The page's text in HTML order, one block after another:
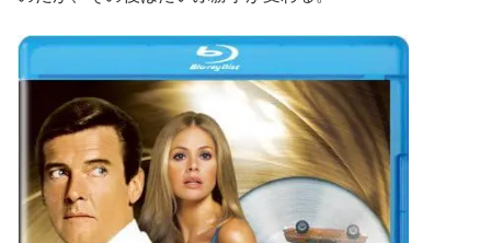
スクラップ同然になったクイーンエリザベス号が海に沈ん
だままになっているカットが登場するが、あれは火災事故
で沈んだ当時実在した船の映像で、その中に 英国情報部の
秘密基地があるという設定には驚いた。
このあたりまでの展開は、さほどコメディ色も強くなく、